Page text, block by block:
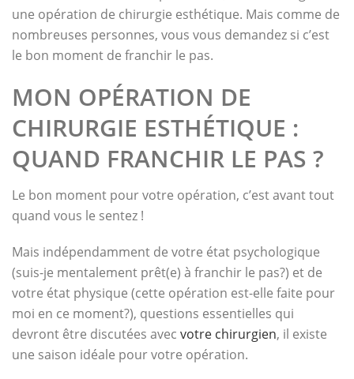
une opération de chirurgie esthétique. Mais comme de
nombreuses personnes, vous vous demandez si c’est
le bon moment de franchir le pas.
MON OPÉRATION DE
CHIRURGIE ESTHÉTIQUE :
QUAND FRANCHIR LE PAS ?
Le bon moment pour votre opération, c’est avant tout
quand vous le sentez !
Mais indépendamment de votre état psychologique
(suis-je mentalement prêt(e) à franchir le pas?) et de
votre état physique (cette opération est-elle faite pour
moi en ce moment?), questions essentielles qui
devront être discutées avec votre chirurgien, il existe
une saison idéale pour votre opération.